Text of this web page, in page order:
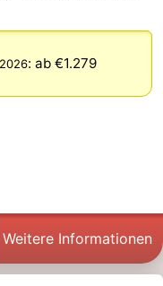
: ab €1.279
Weitere Informationen